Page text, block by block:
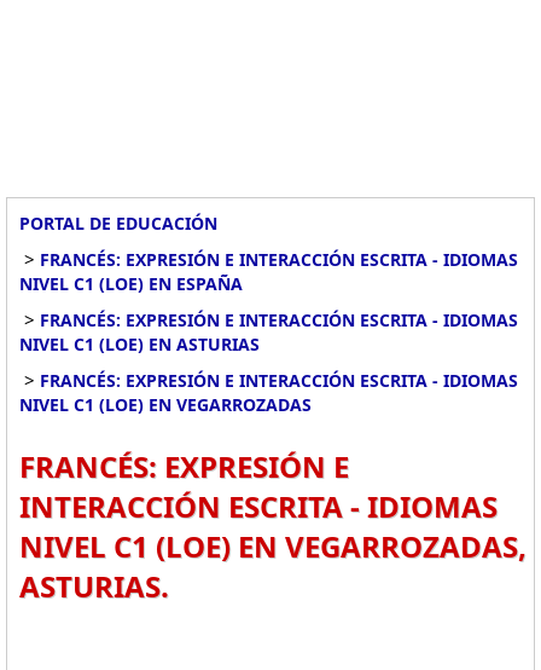
PORTAL DE EDUCACIÓN
> FRANCÉS: EXPRESIÓN E INTERACCIÓN ESCRITA - IDIOMAS
NIVEL C1 (LOE) EN ESPAÑA
> FRANCÉS: EXPRESIÓN E INTERACCIÓN ESCRITA - IDIOMAS
NIVEL C1 (LOE) EN ASTURIAS
> FRANCÉS: EXPRESIÓN E INTERACCIÓN ESCRITA - IDIOMAS
NIVEL C1 (LOE) EN VEGARROZADAS
FRANCÉS: EXPRESIÓN E
INTERACCIÓN ESCRITA - IDIOMAS
NIVEL C1 (LOE) EN VEGARROZADAS,
ASTURIAS.